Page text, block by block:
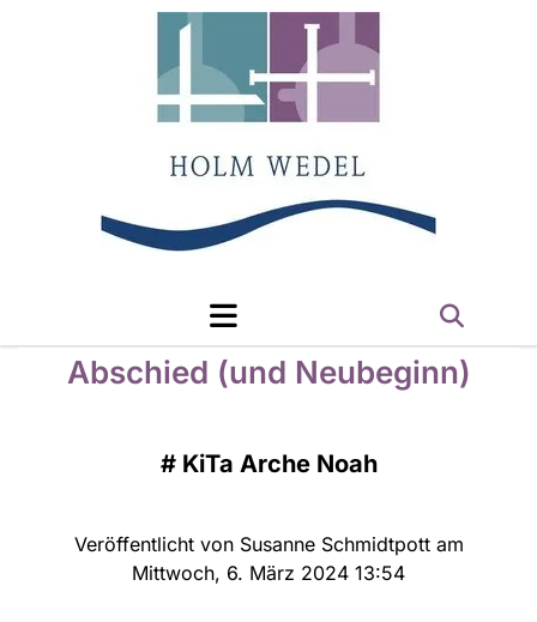
Abschied (und Neubeginn)
# KiTa Arche Noah
Veröffentlicht von Susanne Schmidtpott am
Mittwoch, 6. März 2024 13:54